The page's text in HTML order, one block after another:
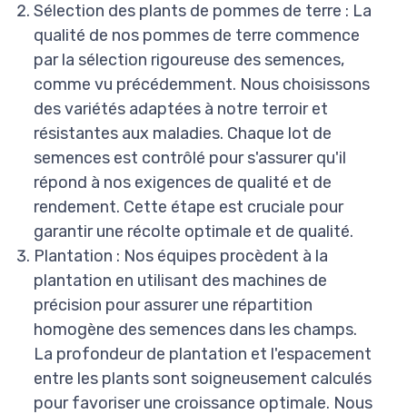
Sélection des plants de pommes de terre : La
qualité de nos pommes de terre commence
par la sélection rigoureuse des semences,
comme vu précédemment. Nous choisissons
des variétés adaptées à notre terroir et
résistantes aux maladies. Chaque lot de
semences est contrôlé pour s'assurer qu'il
répond à nos exigences de qualité et de
rendement. Cette étape est cruciale pour
garantir une récolte optimale et de qualité.
Plantation : Nos équipes procèdent à la
plantation en utilisant des machines de
précision pour assurer une répartition
homogène des semences dans les champs.
La profondeur de plantation et l'espacement
entre les plants sont soigneusement calculés
pour favoriser une croissance optimale. Nous